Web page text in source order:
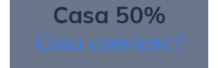
Casa 50%
Cosa conviene?